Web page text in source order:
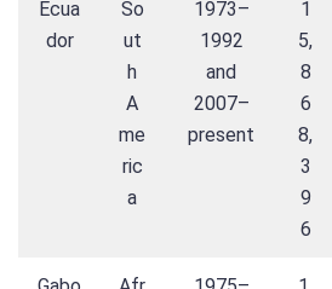
Ecua
dor
So
ut
h
A
me
ric
a
1973–
1992
and
2007–
present
1
5,
8
6
8,
3
9
6